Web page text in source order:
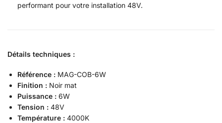
performant pour votre installation 48V.
Détails techniques :
Référence : MAG-COB-6W
Finition : Noir mat
Puissance : 6W
Tension : 48V
Température : 4000K